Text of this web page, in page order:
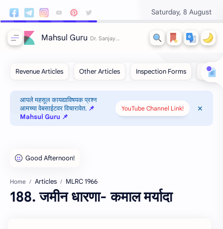
Saturday, 8 August
Mahsul Guru
आपले महसूल कायद्याविषयक प्रश्न
आमच्या वेबसाईटवर विचारावेत. 📌
Mahsul Guru 📌
YouTube Channel Link!
Home Articles MLRC 1966
188. जमीन धारणा- कमाल मर्यादा